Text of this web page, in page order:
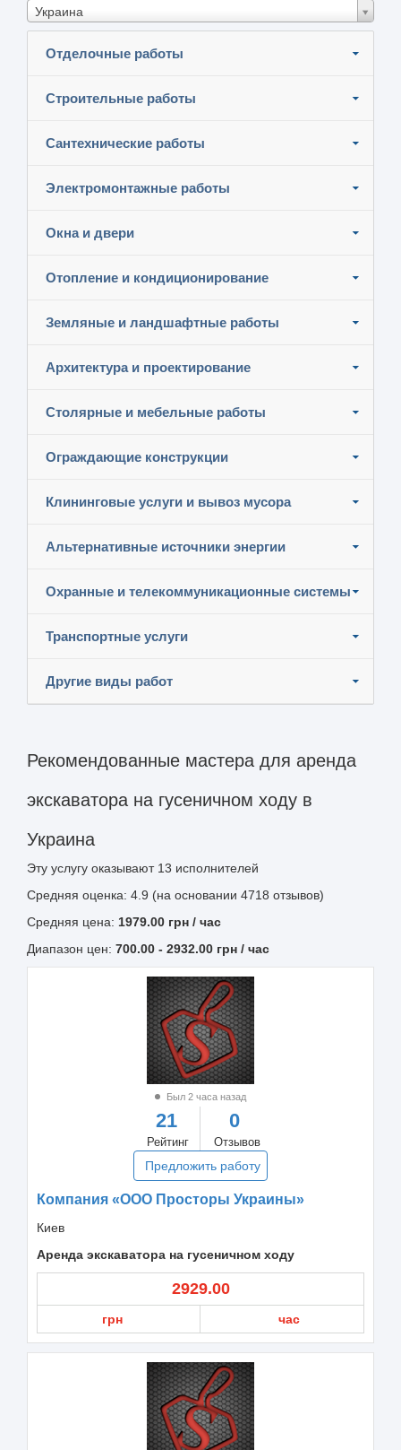
Украина
Отделочные работы
Строительные работы
Сантехнические работы
Электромонтажные работы
Окна и двери
Отопление и кондиционирование
Земляные и ландшафтные работы
Архитектура и проектирование
Столярные и мебельные работы
Ограждающие конструкции
Клининговые услуги и вывоз мусора
Альтернативные источники энергии
Охранные и телекоммуникационные системы
Транспортные услуги
Другие виды работ
Рекомендованные мастера для аренда
экскаватора на гусеничном ходу в
Украина
Эту услугу оказывают 13 исполнителей
Средняя оценка: 4.9 (на основании 4718 отзывов)
Средняя цена: 1979.00 грн / час
Диапазон цен: 700.00 - 2932.00 грн / час
Был 2 часа назад
21
Рейтинг
0
Отзывов
Предложить работу
Компания «ООО Просторы Украины»
Киев
Аренда экскаватора на гусеничном ходу
2929.00
грн час